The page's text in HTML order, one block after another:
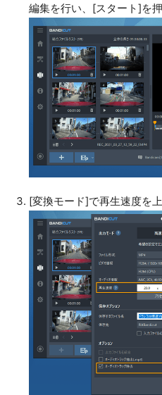
編集を行い、[スタート]を
[変換モード]で再生速度を